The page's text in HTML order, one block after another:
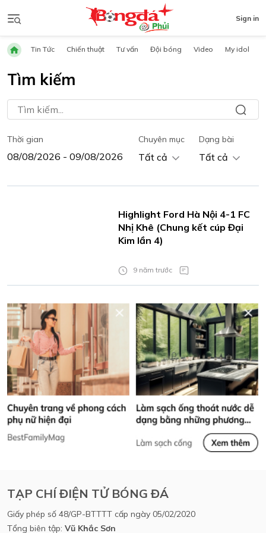
Sign in
Tin Tức Chiến thuật Tư vấn Đội bóng Video My idol
Tìm kiếm
Thời gian Chuyên mục
Tất cả
Dạng bài
Tất cả
Highlight Ford Hà Nội 4-1 FC
Nhị Khê (Chung kết cúp Đại
Kim lần 4)
9 năm trước
TẠP CHÍ ĐIỆN TỬ BÓNG ĐÁ
Giấy phép số 48/GP-BTTTT cấp ngày 05/02/2020
Tổng biên tập: Vũ Khắc Sơn